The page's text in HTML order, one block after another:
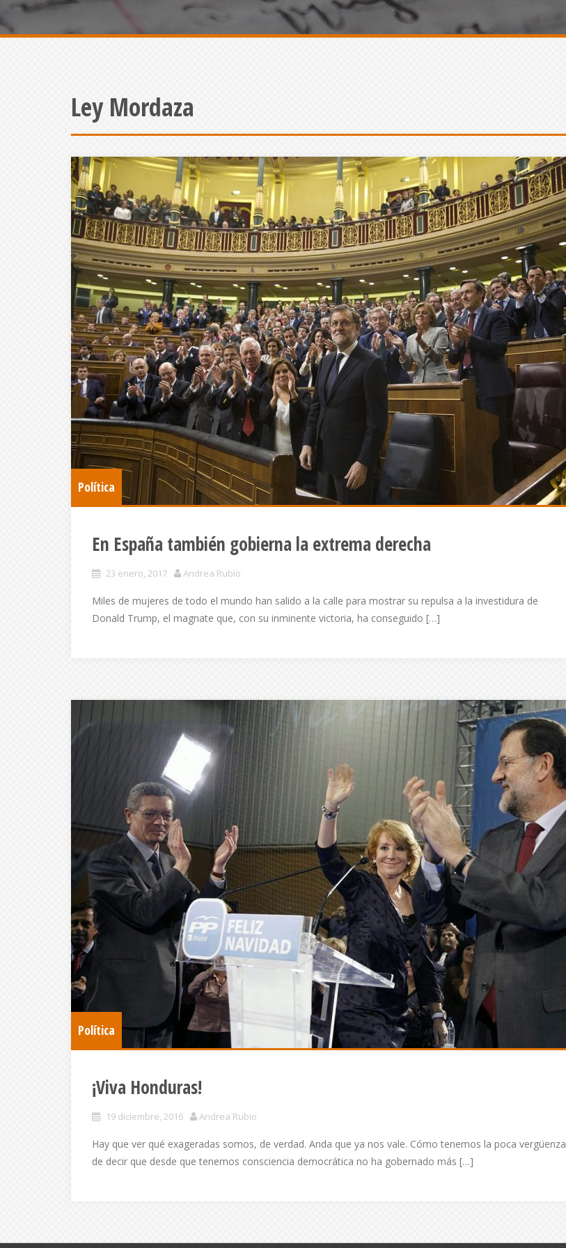
Ley Mordaza
Política
En España también gobierna la extrema derecha
23 enero, 2017 Andrea Rubio
Miles de mujeres de todo el mundo han salido a la calle para mostrar su repulsa a la investidura de
Donald Trump, el magnate que, con su inminente victoria, ha conseguido […]
Política
¡Viva Honduras!
19 diciembre, 2016 Andrea Rubio
Hay que ver qué exageradas somos, de verdad. Anda que ya nos vale. Cómo tenemos la poca vergüenza
de decir que desde que tenemos consciencia democrática no ha gobernado más […]